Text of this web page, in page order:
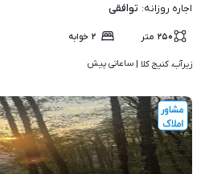
اجاره روزانه: توافقی
۲۵۰ متر ۲ خوابه
زیرآب، کنیج کلا | ساعاتی پیش